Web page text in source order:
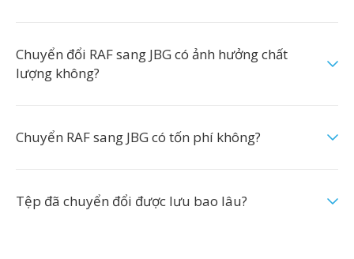
Chuyển đổi RAF sang JBG có ảnh hưởng chất
lượng không?
Chuyển RAF sang JBG có tốn phí không?
Tệp đã chuyển đổi được lưu bao lâu?